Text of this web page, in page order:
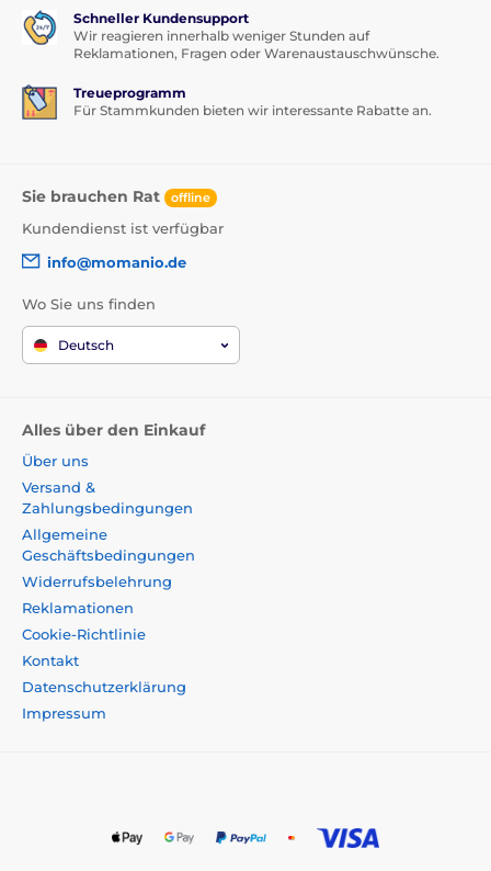
Schneller Kundensupport
Wir reagieren innerhalb weniger Stunden auf
Reklamationen, Fragen oder Warenaustauschwünsche.
Treueprogramm
Für Stammkunden bieten wir interessante Rabatte an.
Sie brauchen Rat offline
Kundendienst ist verfügbar
info@momanio.de
Wo Sie uns finden
Deutsch
Alles über den Einkauf
Über uns
Versand &
Zahlungsbedingungen
Allgemeine
Geschäftsbedingungen
Widerrufsbelehrung
Reklamationen
Cookie-Richtlinie
Kontakt
Datenschutzerklärung
Impressum